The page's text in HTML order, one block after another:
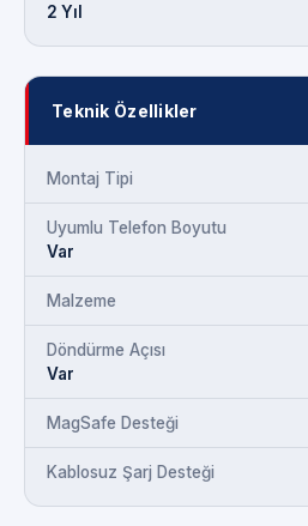
2 Yıl
Teknik Özellikler
Montaj Tipi
Uyumlu Telefon Boyutu
Var
Malzeme
Döndürme Açısı
Var
MagSafe Desteği
Kablosuz Şarj Desteği